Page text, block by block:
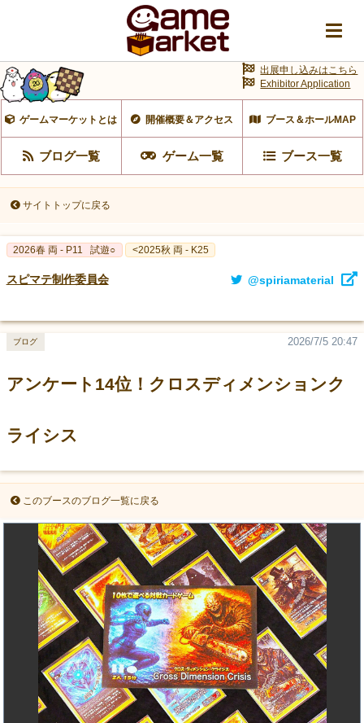
ゲームマーケットとは 開催概要＆アクセス ブース＆ホールMAP
ブログ一覧 ゲーム一覧 ブース一覧
出展申し込みはこちら
Exhibitor Application
サイトトップに戻る
2026春 両 - P11 試遊○ <2025秋 両 - K25
スピマテ制作委員会 @spiriamaterial
アンケート14位！クロスディメンションク
ライシス
2026/7/5 20:47
ブログ
このブースのブログ一覧に戻る